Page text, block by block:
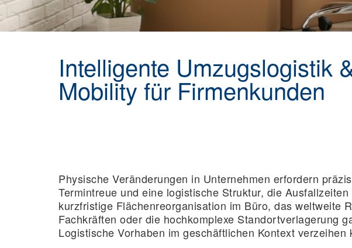
Intelligente Umzugslogistik
Mobility für Firmenkunden
Physische Veränderungen in Unternehmen erfordern
Termintreue und eine logistische Struktur, die
kurzfristige Flächenreorganisation im Büro, das weltweite
Fachkräften oder die hochkomplexe Standortverlagerung
Logistische Vorhaben im geschäftlichen Kontext verzeihen